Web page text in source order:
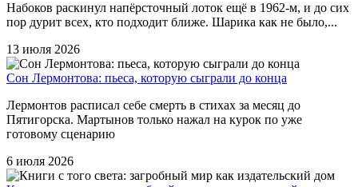
Набоков раскинул напёрсточный лоток ещё в 1962-м, и до сих
пор дурит всех, кто подходит ближе. Шарика как не было,...
13 июля 2026
Сон Лермонтова: пьеса, которую сыграли до конца
Лермонтов расписал себе смерть в стихах за месяц до
Пятигорска. Мартынов только нажал на курок по уже
готовому сценарию
6 июля 2026